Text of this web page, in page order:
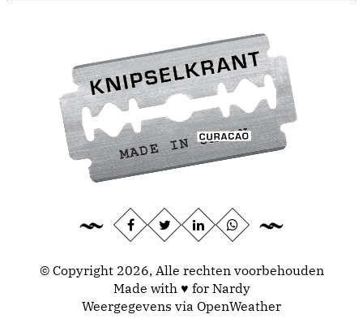
© Copyright 2026, Alle rechten voorbehouden
Made with ♥ for Nardy
Weergegevens via OpenWeather